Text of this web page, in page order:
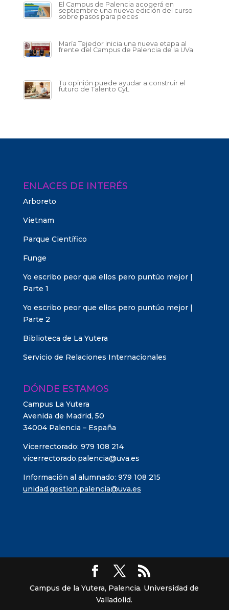
El Campus de Palencia acogerá en
septiembre una nueva edición del curso
sobre pasos para peces
María Tejedor inicia una nueva etapa al
frente del Campus de Palencia de la UVa
Tu opinión puede ayudar a construir el
futuro de Talento CyL
ENLACES DE INTERÉS
Arboreto
Vietnam
Parque Científico
Funge
Yo escribo peor que ellos pero puntúo mejor |
Parte 1
Yo escribo peor que ellos pero puntúo mejor |
Parte 2
Biblioteca de La Yutera
Servicio de Relaciones Internacionales
DÓNDE ESTAMOS
Campus La Yutera
Avenida de Madrid, 50
34004 Palencia – España
Vicerrectorado: 979 108 214
vicerrectorado.palencia@uva.es
Información al alumnado: 979 108 215
unidad.gestion.palencia@uva.es
Campus de la Yutera, Palencia. Universidad de
Valladolid.